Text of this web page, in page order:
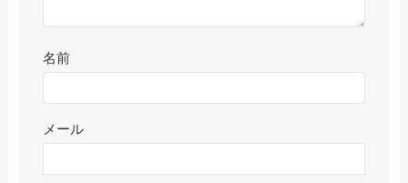
名前
メール